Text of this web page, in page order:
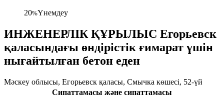
20%Үнемдеу
ИНЖЕНЕРЛІК ҚҰРЫЛЫС Егорьевск
қаласындағы өндірістік ғимарат үшін
нығайтылған бетон еден
Мәскеу облысы, Егорьевск қаласы, Смычка көшесі, 52-үй
Сипаттамасы және сипаттамасы